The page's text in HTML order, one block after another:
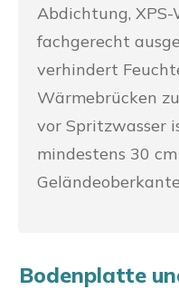
Abdichtung,
fachgerecht
verhindert
Wärmebrücken
vor Spritzwasser
mindestens 30
Bodenplatte